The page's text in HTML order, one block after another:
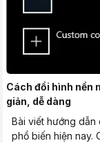
Cách đổi hình nền
giản, dễ dàng
Bài viết hướng dẫn
phổ biến hiện nay.